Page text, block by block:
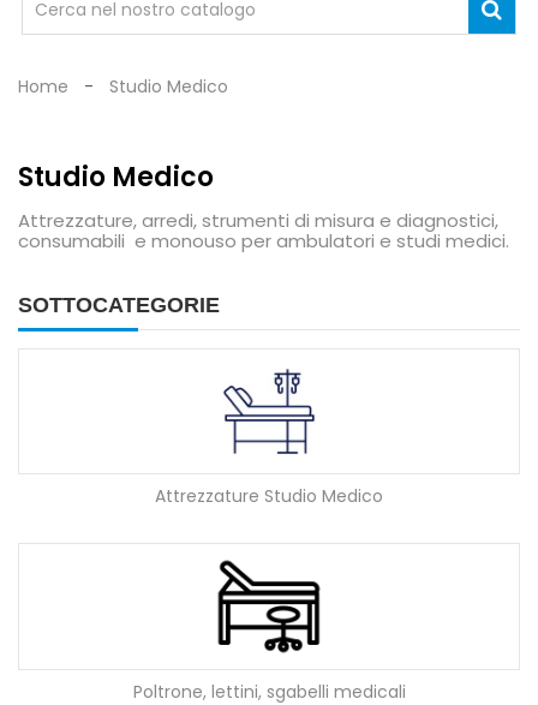
OCCHIALI
DI
Home Studio Medico
Studio Medico
Attrezzature, arredi, strumenti di misura e diagnostici,
consumabili e monouso per ambulatori e studi medici.
SOTTOCATEGORIE
Attrezzature Studio Medico
Poltrone, lettini, sgabelli medicali